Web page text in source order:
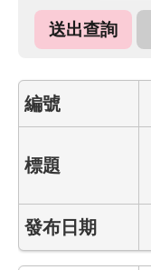
介
業
務
資
訊
網
路